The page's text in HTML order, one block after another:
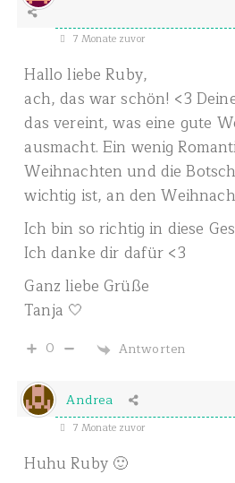
7 Monate zuvor
Hallo liebe Ruby,
ach, das war schön! <3
das vereint, was eine gute
ausmacht. Ein wenig
Weihnachten und die
wichtig ist, an den
Ich bin so richtig in diese
Ich danke dir dafür <3
Ganz liebe Grüße
Tanja 🤍
0 Antworten
Andrea
7 Monate zuvor
Huhu Ruby 🙂